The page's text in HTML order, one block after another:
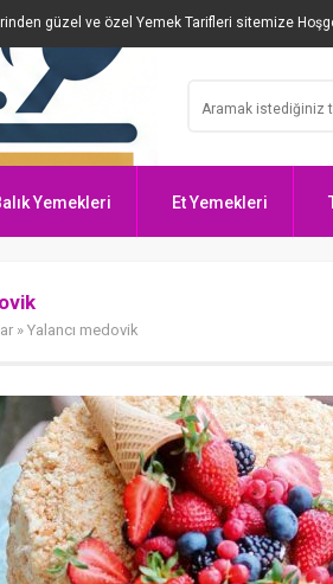
güzel ve özel Yemek Tarifleri sitemize
Yemekleri Et Yemekleri
» Yalancı medovik